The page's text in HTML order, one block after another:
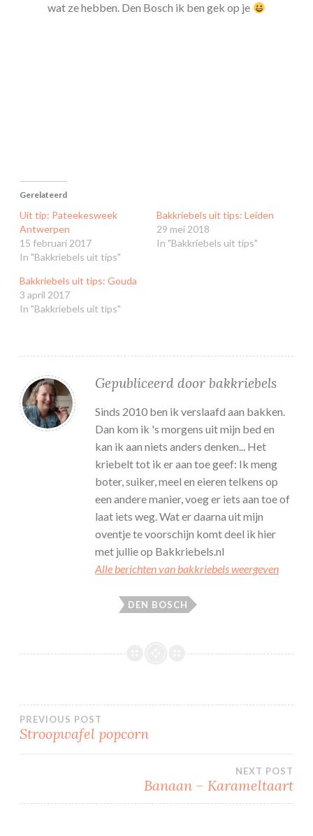
wat ze hebben. Den Bosch ik ben gek op je
Gerelateerd
Uit tip: Pateekesweek
Antwerpen
15 februari 2017
In "Bakkriebels uit tips"
Bakkriebels uit tips: Leiden
29 mei 2018
In "Bakkriebels uit tips"
Bakkriebels uit tips: Gouda
3 april 2017
In "Bakkriebels uit tips"
Gepubliceerd door bakkriebels
Sinds 2010 ben ik verslaafd aan bakken.
Dan kom ik 's morgens uit mijn bed en
kan ik aan niets anders denken... Het
kriebelt tot ik er aan toe geef: Ik meng
boter, suiker, meel en eieren telkens op
een andere manier, voeg er iets aan toe of
laat iets weg. Wat er daarna uit mijn
oventje te voorschijn komt deel ik hier
met jullie op Bakkriebels.nl
Alle berichten van bakkriebels weergeven
DEN BOSCH
Bericht
PREVIOUS POST
Stroopwafel popcorn
NEXT POST
Banaan – Karameltaart